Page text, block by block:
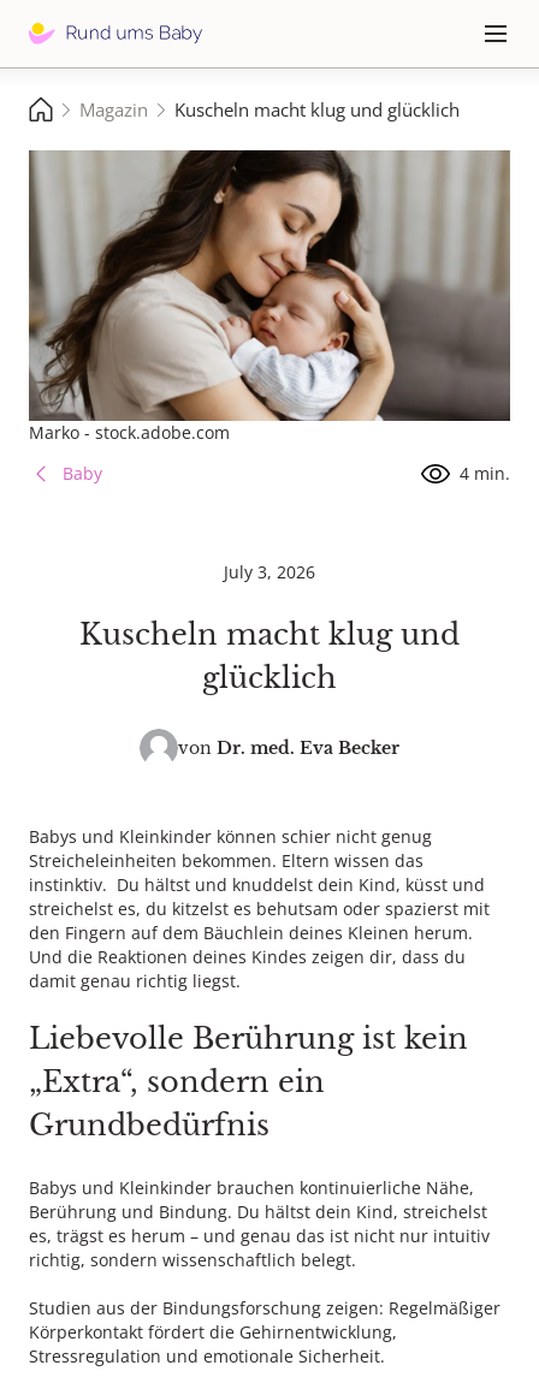
zum
≡
Pfadnavigation
StartseiteMagazin Kuscheln macht klug und glücklich
Marko - stock.adobe.com
Baby
4 min.
July 3, 2026
Kuscheln macht klug und
glücklich
von Dr. med. Eva Becker
Babys und Kleinkinder können schier nicht genug
Streicheleinheiten bekommen. Eltern wissen das
instinktiv. Du hältst und knuddelst dein Kind, küsst und
streichelst es, du kitzelst es behutsam oder spazierst mit
den Fingern auf dem Bäuchlein deines Kleinen herum.
Und die Reaktionen deines Kindes zeigen dir, dass du
damit genau richtig liegst.
Liebevolle Berührung ist kein
„Extra“, sondern ein
Grundbedürfnis
Babys und Kleinkinder brauchen kontinuierliche Nähe,
Berührung und Bindung. Du hältst dein Kind, streichelst
es, trägst es herum – und genau das ist nicht nur intuitiv
richtig, sondern wissenschaftlich belegt.
Studien aus der Bindungsforschung zeigen: Regelmäßiger
Körperkontakt fördert die Gehirnentwicklung,
Stressregulation und emotionale Sicherheit.